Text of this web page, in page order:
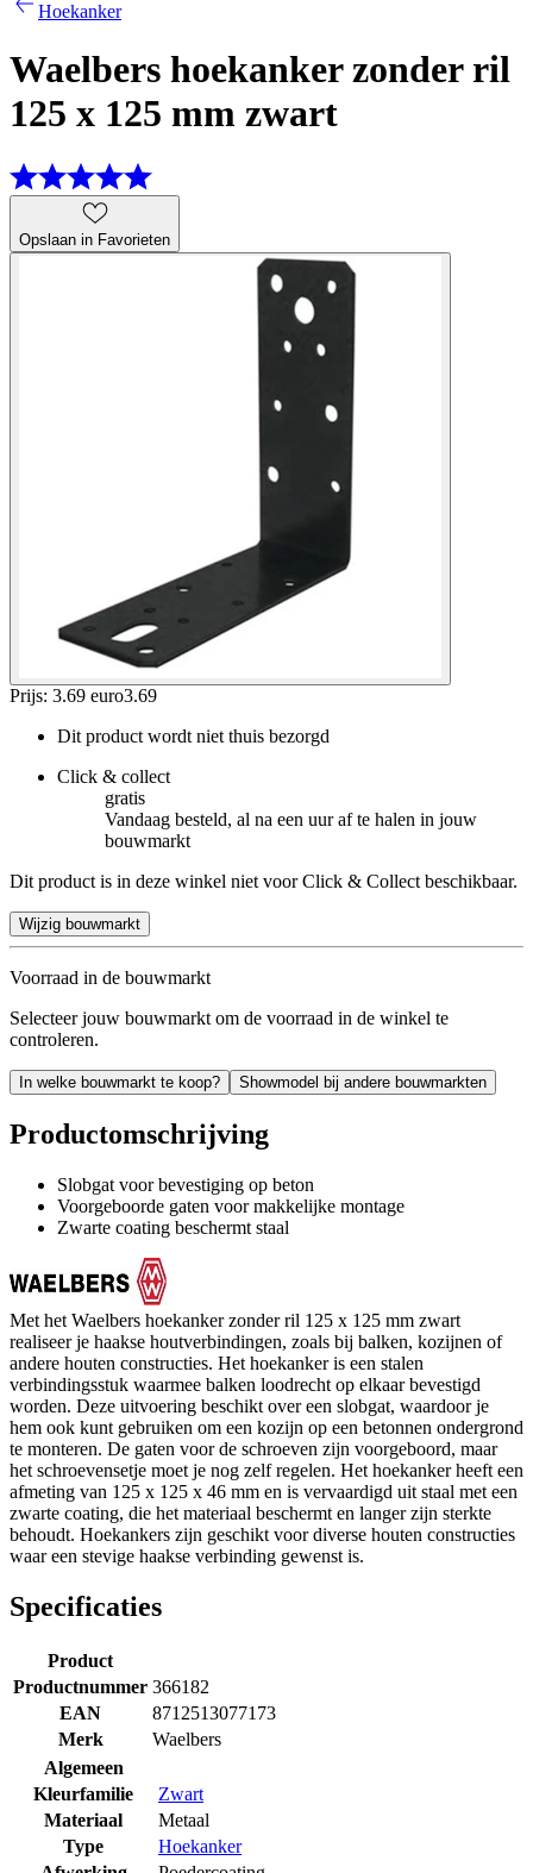
Hoekanker
Waelbers hoekanker zonder ril
125 x 125 mm zwart
Opslaan in Favorieten
Prijs: 3.69 euro3.69
Dit product wordt niet thuis bezorgd
Click & collect
gratis
Vandaag besteld, al na een uur af te halen in jouw
bouwmarkt
Dit product is in deze winkel niet voor Click & Collect beschikbaar.
Wijzig bouwmarkt
Voorraad in de bouwmarkt
Selecteer jouw bouwmarkt om de voorraad in de winkel te
controleren.
In welke bouwmarkt te koop? Showmodel bij andere bouwmarkten
Productomschrijving
Slobgat voor bevestiging op beton
Voorgeboorde gaten voor makkelijke montage
Zwarte coating beschermt staal
Met het Waelbers hoekanker zonder ril 125 x 125 mm zwart
realiseer je haakse houtverbindingen, zoals bij balken, kozijnen of
andere houten constructies. Het hoekanker is een stalen
verbindingsstuk waarmee balken loodrecht op elkaar bevestigd
worden. Deze uitvoering beschikt over een slobgat, waardoor je
hem ook kunt gebruiken om een kozijn op een betonnen ondergrond
te monteren. De gaten voor de schroeven zijn voorgeboord, maar
het schroevensetje moet je nog zelf regelen. Het hoekanker heeft een
afmeting van 125 x 125 x 46 mm en is vervaardigd uit staal met een
zwarte coating, die het materiaal beschermt en langer zijn sterkte
behoudt. Hoekankers zijn geschikt voor diverse houten constructies
waar een stevige haakse verbinding gewenst is.
Specificaties
Product
Productnummer 366182
EAN
8712513077173
Merk
Waelbers
Algemeen
Kleurfamilie
Zwart
Materiaal
Metaal
Type
Hoekanker